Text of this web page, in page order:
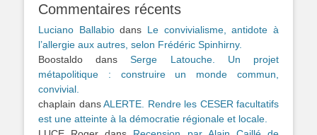
Commentaires récents
Luciano Ballabiodans Le convivialisme, antidote à
l’allergie aux autres, selon Frédéric Spinhirny.
Boostaldo dansSerge Latouche. Un projet
métapolitique : construire un monde commun,
convivial.
chaplain dansALERTE. Rendre les CESER facultatifs
est une atteinte à la démocratie régionale et locale.